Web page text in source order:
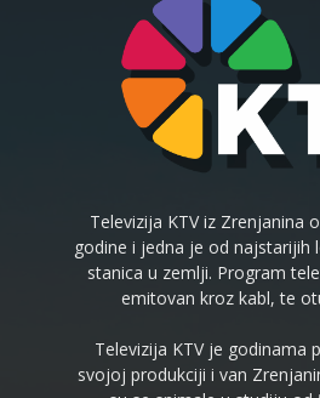
Televizija KTV iz Zrenjanina
godine i jedna je od najstarijih
stanica u zemlji. Program
emitovan kroz kabl, te
Televizija KTV je godinama
svojoj produkciji i van